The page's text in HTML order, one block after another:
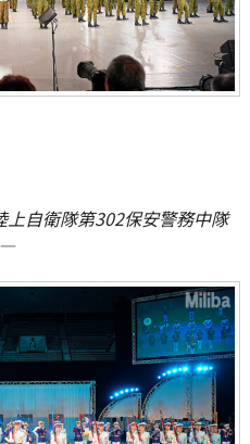
自衛隊第302保安警務中隊
―